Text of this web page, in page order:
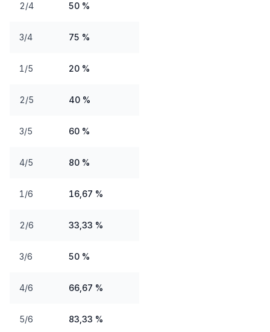
2/4 50 %
3/4 75 %
1/5 20 %
2/5 40 %
3/5 60 %
4/5 80 %
1/6 16,67 %
2/6 33,33 %
3/6 50 %
4/6 66,67 %
5/6 83,33 %